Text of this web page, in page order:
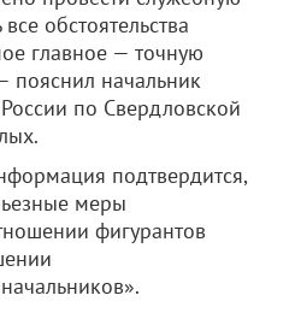
обстоятельства
главное — точную
пояснил начальник
по Свердловской
подтвердится,
меры
фигурантов